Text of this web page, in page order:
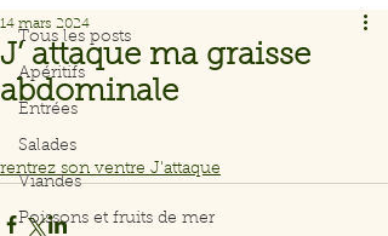
Tous les posts
Apéritifs
Entrées
Salades
Viandes
Poissons et fruits de mer
J’ attaque ma graisse
abdominale
14 mars 2024
rentrez son ventre J'attaque